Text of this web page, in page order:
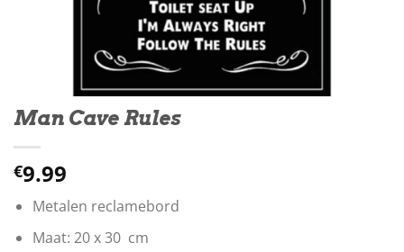
Man Cave Rules
€9.99
Metalen reclamebord
Maat: 20 x 30 cm